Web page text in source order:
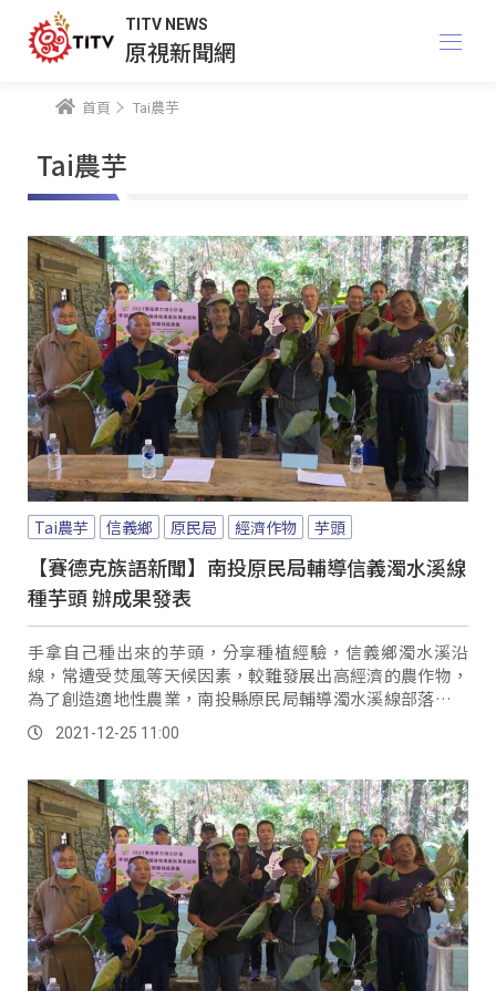
TITV NEWS
原視新聞網
首頁 Tai農芋
Tai農芋
Tai農芋 信義鄉 原民局 經濟作物 芋頭
【賽德克族語新聞】南投原民局輔導信義濁水溪線
種芋頭 辦成果發表
手拿自己種出來的芋頭，分享種植經驗，信義鄉濁水溪沿
線，常遭受焚風等天候因素，較難發展出高經濟的農作物，
為了創造適地性農業，南投縣原民局輔導濁水溪線部落以高
山旱芋的培育方式種植芋頭，並透過農改場的專業指...。
2021-12-25 11:00